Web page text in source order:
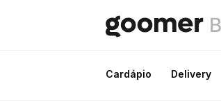
Cardápio Delivery